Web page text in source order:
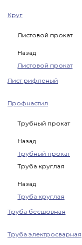
Круг
Листовой прокат
Назад
Листовой прокат
Лист рифленый
Профнастил
Трубный прокат
Назад
Трубный прокат
Труба круглая
Назад
Труба круглая
Труба бесшовная
Труба электросварная